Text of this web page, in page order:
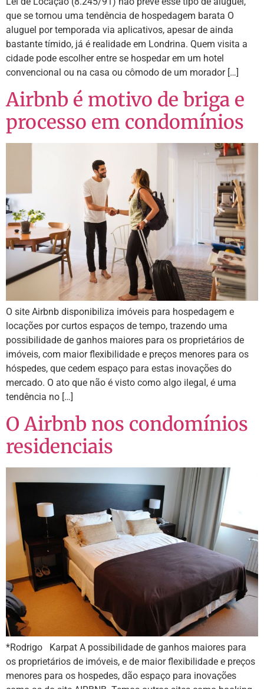
que se tornou uma tendência de hospedagem barata O
aluguel por temporada via aplicativos, apesar de ainda
bastante tímido, já é realidade em Londrina. Quem visita a
cidade pode escolher entre se hospedar em um hotel
convencional ou na casa ou cômodo de um morador […]
Airbnb é motivo de briga e
processo em condomínios
O site Airbnb disponibiliza imóveis para hospedagem e
locações por curtos espaços de tempo, trazendo uma
possibilidade de ganhos maiores para os proprietários de
imóveis, com maior flexibilidade e preços menores para os
hóspedes, que cedem espaço para estas inovações do
mercado. O ato que não é visto como algo ilegal, é uma
tendência no […]
O Airbnb nos condomínios
residenciais
*Rodrigo Karpat A possibilidade de ganhos maiores para
os proprietários de imóveis, e de maior flexibilidade e preços
menores para os hospedes, dão espaço para inovações